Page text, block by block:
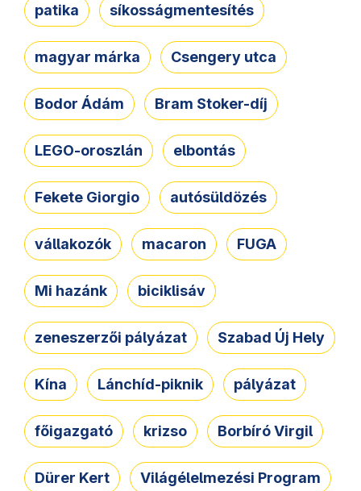
patika síkosságmentesítés
magyar márka Csengery utca
Bodor Ádám Bram Stoker-díj
LEGO-oroszlán elbontás
Fekete Giorgio autósüldözés
vállakozók macaron FUGA
Mi hazánk biciklisáv
zeneszerzői pályázat Szabad Új Hely
Kína Lánchíd-piknik pályázat
főigazgató krizso Borbíró Virgil
Dürer Kert Világélelmezési Program